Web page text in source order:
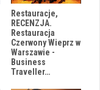
Restauracje,
RECENZJA.
Restauracja
Czerwony Wieprz w
Warszawie -
Business
Traveller…